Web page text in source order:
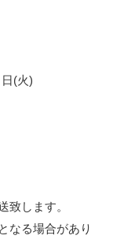
(火)
致します。
なる場合があり